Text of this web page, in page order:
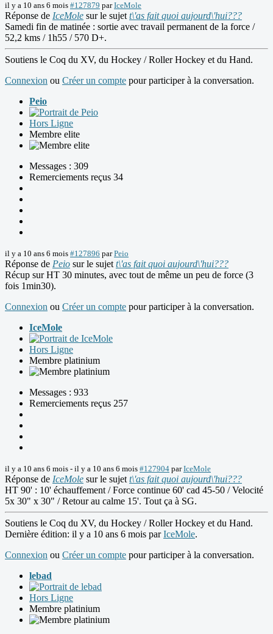
il y a 10 ans 6 mois #127879 parIceMole
Réponse de IceMole sur le sujet t\'as fait quoi aujourd\'hui???
Samedi fin de matinée : sortie avec travail permanent de la force /
52,2 kms / 1h55 / 570 D+.
Soutiens le Coq du XV, du Hockey / Roller Hockey et du Hand.
Connexion ou Créer un compte pour participer à la conversation.
Peio
Hors Ligne
Membre elite
Messages : 309
Remerciements reçus 34
il y a 10 ans 6 mois #127896 parPeio
Réponse de Peio sur le sujet t\'as fait quoi aujourd\'hui???
Récup sur HT 30 minutes, avec tout de même un peu de force (3
fois 1min30).
Connexion ou Créer un compte pour participer à la conversation.
IceMole
Hors Ligne
Membre platinium
Messages : 933
Remerciements reçus 257
il y a 10 ans 6 mois - il y a 10 ans 6 mois #127904 parIceMole
Réponse de IceMole sur le sujet t\'as fait quoi aujourd\'hui???
HT 90' : 10' échauffement / Force continue 60' cad 45-50 / Velocité
5x 30" x 30" / Retour au calme 15'. Tout ça à SG.
Soutiens le Coq du XV, du Hockey / Roller Hockey et du Hand.
Dernière édition: il y a 10 ans 6 mois parIceMole.
Connexion ou Créer un compte pour participer à la conversation.
lebad
Hors Ligne
Membre platinium